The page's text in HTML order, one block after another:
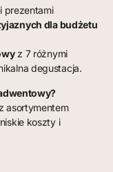
prezentami
dla budżetu
z 7 różnymi
degustacja.
asortymentem
koszty i